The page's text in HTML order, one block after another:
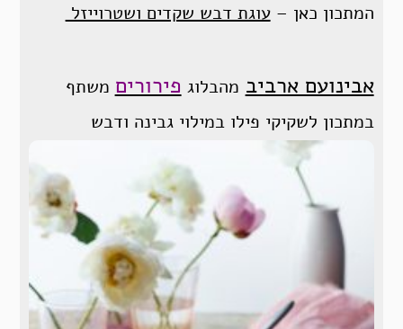
המתכון כאן –עוגת דבש שקדים ושטרוייזל
אבינועם ארביב מהבלוג פירורים משתף
במתכון לשקיקי פילו במילוי גבינה ודבש